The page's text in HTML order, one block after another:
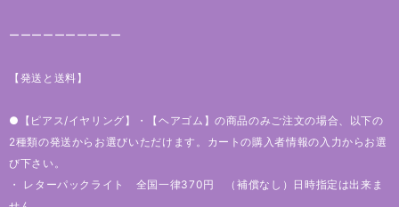
ーーーーーーーーーー
【発送と送料】
●【ピアス/イヤリング】・【ヘアゴム】の商品のみご注文の場合、以下の
2種類の発送からお選びいただけます。カートの購入者情報の入力からお選
び下さい。
・ レターパックライト 全国一律370円 （補償なし）日時指定は出来ま